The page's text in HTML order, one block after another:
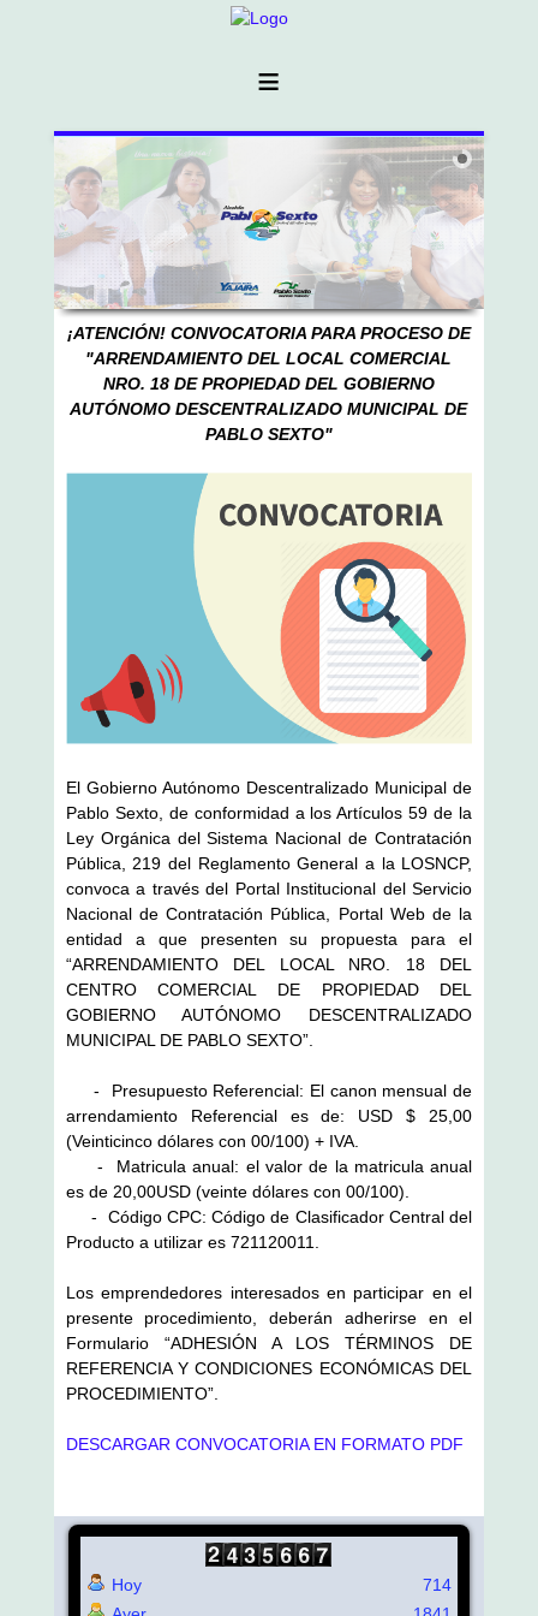
≡
¡ATENCIÓN! CONVOCATORIA PARA PROCESO DE
"ARRENDAMIENTO DEL LOCAL COMERCIAL
NRO. 18 DE PROPIEDAD DEL GOBIERNO
AUTÓNOMO DESCENTRALIZADO MUNICIPAL DE
PABLO SEXTO"
El Gobierno Autónomo Descentralizado Municipal de
Pablo Sexto, de conformidad a los Artículos 59 de la
Ley Orgánica del Sistema Nacional de Contratación
Pública, 219 del Reglamento General a la LOSNCP,
convoca a través del Portal Institucional del Servicio
Nacional de Contratación Pública, Portal Web de la
entidad a que presenten su propuesta para el
“ARRENDAMIENTO DEL LOCAL NRO. 18 DEL
CENTRO COMERCIAL DE PROPIEDAD DEL
GOBIERNO AUTÓNOMO DESCENTRALIZADO
MUNICIPAL DE PABLO SEXTO”.
- Presupuesto Referencial: El canon mensual de
arrendamiento Referencial es de: USD $ 25,00
(Veinticinco dólares con 00/100) + IVA.
- Matricula anual: el valor de la matricula anual
es de 20,00USD (veinte dólares con 00/100).
- Código CPC: Código de Clasificador Central del
Producto a utilizar es 721120011.
Los emprendedores interesados en participar en el
presente procedimiento, deberán adherirse en el
Formulario “ADHESIÓN A LOS TÉRMINOS DE
REFERENCIA Y CONDICIONES ECONÓMICAS DEL
PROCEDIMIENTO”.
DESCARGAR CONVOCATORIA EN FORMATO PDF
Hoy
714